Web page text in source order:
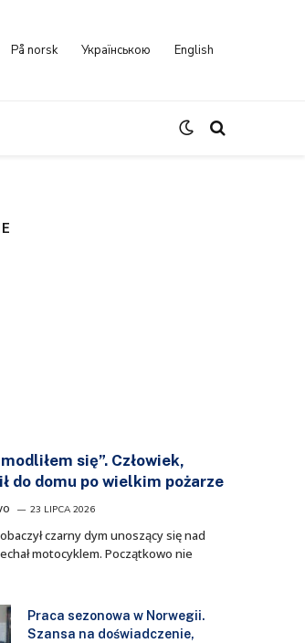
På norsk Українською English
się”. Człowiek,
do domu po wielkim pożarze
23 LIPCA 2026
czarny dym unoszący się nad
motocyklem. Początkowo nie
Praca sezonowa w Norwegii.
Szansa na doświadczenie,